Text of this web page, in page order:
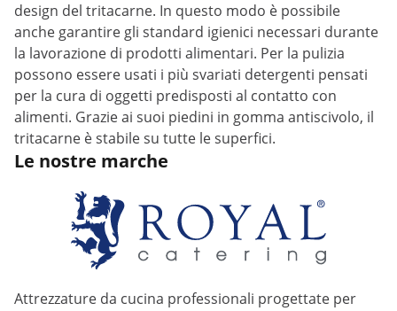
design del tritacarne. In questo modo è possibile
anche garantire gli standard igienici necessari durante
la lavorazione di prodotti alimentari. Per la pulizia
possono essere usati i più svariati detergenti pensati
per la cura di oggetti predisposti al contatto con
alimenti. Grazie ai suoi piedini in gomma antiscivolo, il
tritacarne è stabile su tutte le superfici.
Le nostre marche
Attrezzature da cucina professionali progettate per